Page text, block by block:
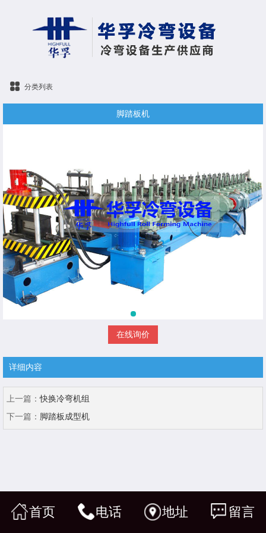
分类列表
脚踏板机
在线询价
详细内容
上一篇：快换冷弯机组
下一篇： 脚踏板成型机
首页 电话 地址 留言